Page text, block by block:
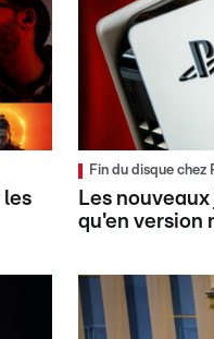
les
Fin du disque chez
Les
qu'en version